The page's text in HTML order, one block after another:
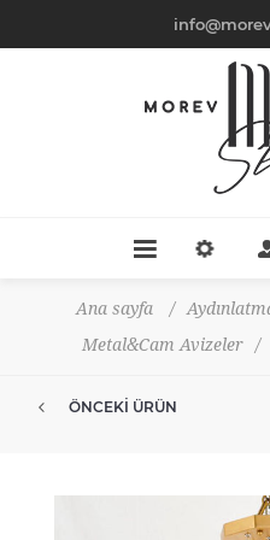
Ana sayfa /
Metal&Cam Avizeler
/
ÖNCEKI ÜRÜN